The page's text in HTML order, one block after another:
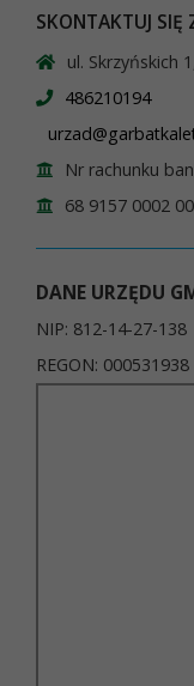
SKONTAKTUJ SIĘ
ul. Skrzyńskich
486210194
Nr rachunku
68 9157 0002
DANE URZĘDU
NIP: 812-14-27-138
REGON: 000531938